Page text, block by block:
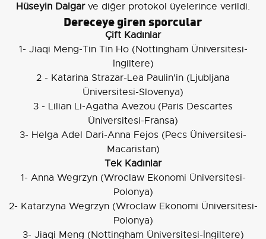
Hüseyin Dalgarve diğer protokol üyelerince verildi.
Dereceye giren sporcular
Çift Kadınlar
1- Jiaqi Meng-Tin Tin Ho (Nottingham Üniversitesi-
İngiltere)
2 - Katarina Strazar-Lea Paulin'in (Ljubljana
Üniversitesi-Slovenya)
3 - Lilian Li-Agatha Avezou (Paris Descartes
Üniversitesi-Fransa)
3- Helga Adel Dari-Anna Fejos (Pecs Üniversitesi-
Macaristan)
Tek Kadınlar
1- Anna Wegrzyn (Wroclaw Ekonomi Üniversitesi-
Polonya)
2- Katarzyna Wegrzyn (Wroclaw Ekonomi Üniversitesi-
Polonya)
3- Jiaqi Meng (Nottingham Üniversitesi-İngiltere)